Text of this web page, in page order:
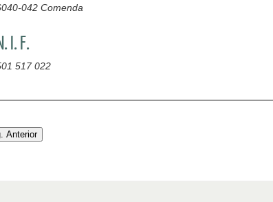
042 Comenda
I. F.
517 022
Anterior